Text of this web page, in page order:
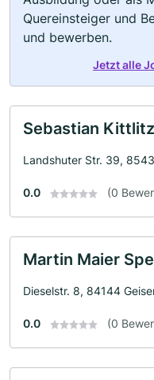
Quereinsteiger und
und bewerben.
Jetzt alle
Sebastian
Landshuter Str. 39,
0.0 (0
Martin Maier
Dieselstr. 8, 84144
0.0 (0